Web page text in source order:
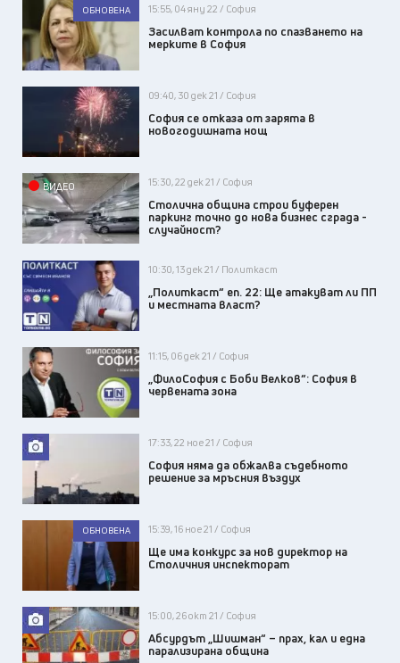
ОБНОВЕНА 15:55, 04 яну 22 / София
Засилват контрола по спазването на
мерките в София
09:40, 30 дек 21 / София
София се отказа от зарята в
новогодишната нощ
ВИДЕО 15:30, 22 дек 21 / София
Столична община строи буферен
паркинг точно до нова бизнес сграда -
случайност?
10:30, 13 дек 21 / Политкаст
„Политкаст“ еп. 22: Ще атакуват ли ПП
и местната власт?
11:15, 06 дек 21 / София
„ФилоСофия с Боби Велков“: София в
червената зона
17:33, 22 ное 21 / София
София няма да обжалва съдебното
решение за мръсния въздух
ОБНОВЕНА 15:39, 16 ное 21 / София
Ще има конкурс за нов директор на
Столичния инспекторат
15:00, 26 окт 21 / София
Абсурдът „Шишман“ – прах, кал и една
парализирана община